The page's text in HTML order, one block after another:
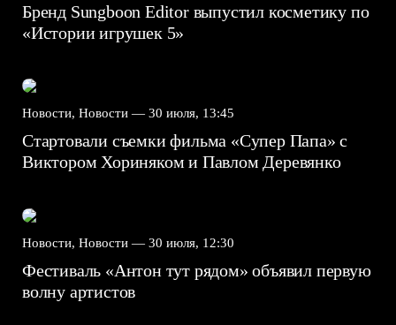
Бренд Sungboon Editor выпустил косметику по
«Истории игрушек 5»
Новости, Новости — 30 июля, 13:45
Стартовали съемки фильма «Супер Папа» с
Виктором Хориняком и Павлом Деревянко
Новости, Новости — 30 июля, 12:30
Фестиваль «Антон тут рядом» объявил первую
волну артистов